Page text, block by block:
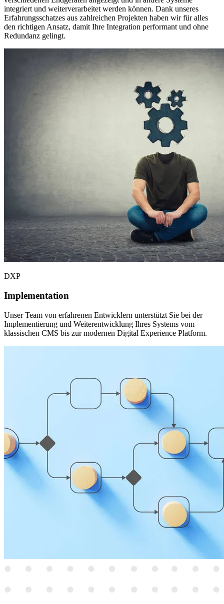
integriert und weiterverarbeitet werden können. Dank unseres
Erfahrungsschatzes aus zahlreichen Projekten haben wir für alles
den richtigen Ansatz, damit Ihre Integration performant und ohne
Redundanz gelingt.
DXP
Implementation
Unser Team von erfahrenen Entwicklern unterstützt Sie bei der
Implementierung und Weiterentwicklung Ihres Systems vom
klassischen CMS bis zur modernen Digital Experience Platform.